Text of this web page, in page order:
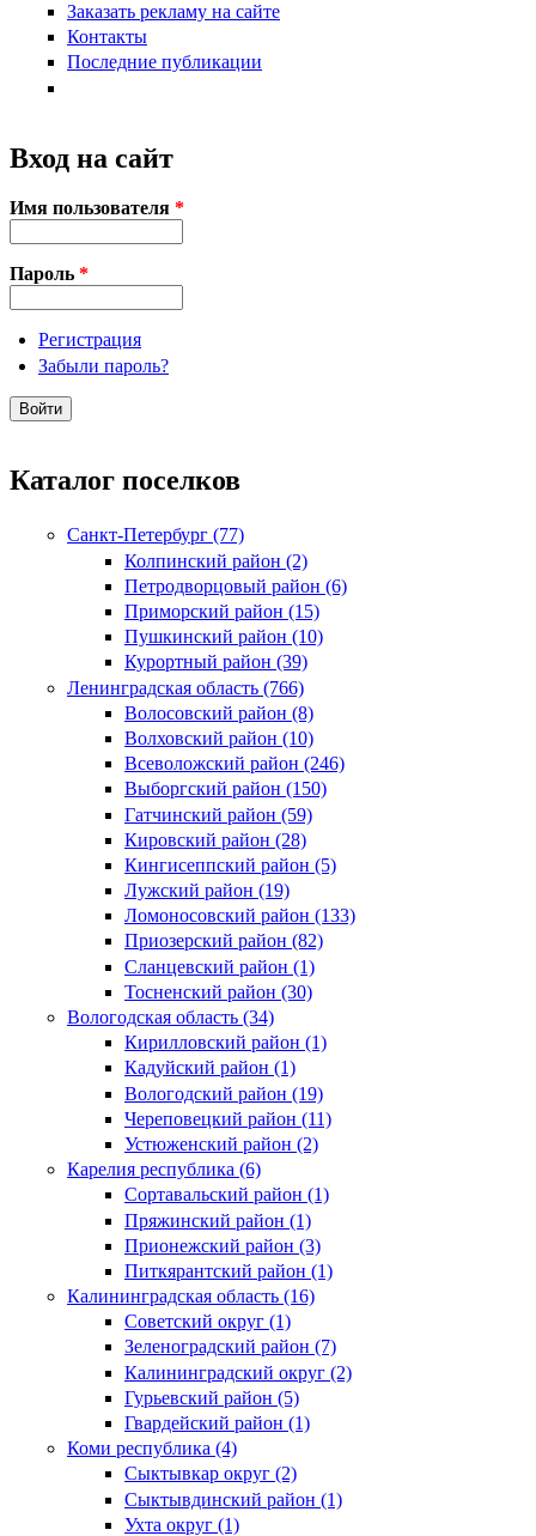
Заказать рекламу на сайте
Контакты
Последние публикации
Вход на сайт
Имя пользователя *
Пароль *
Регистрация
Забыли пароль?
Каталог поселков
Санкт-Петербург (77)
Колпинский район (2)
Петродворцовый район (6)
Приморский район (15)
Пушкинский район (10)
Курортный район (39)
Ленинградская область (766)
Волосовский район (8)
Волховский район (10)
Всеволожский район (246)
Выборгский район (150)
Гатчинский район (59)
Кировский район (28)
Кингисеппский район (5)
Лужский район (19)
Ломоносовский район (133)
Приозерский район (82)
Сланцевский район (1)
Тосненский район (30)
Вологодская область (34)
Кирилловский район (1)
Кадуйский район (1)
Вологодский район (19)
Череповецкий район (11)
Устюженский район (2)
Карелия республика (6)
Сортавальский район (1)
Пряжинский район (1)
Прионежский район (3)
Питкярантский район (1)
Калининградская область (16)
Советский округ (1)
Зеленоградский район (7)
Калининградский округ (2)
Гурьевский район (5)
Гвардейский район (1)
Коми республика (4)
Сыктывкар округ (2)
Сыктывдинский район (1)
Ухта округ (1)